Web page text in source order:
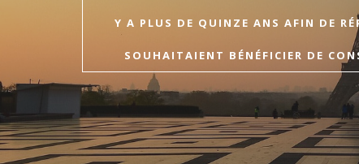
Y A PLUS DE QUINZE ANS AFIN DE
SOUHAITAIENT BÉNÉFICIER DE